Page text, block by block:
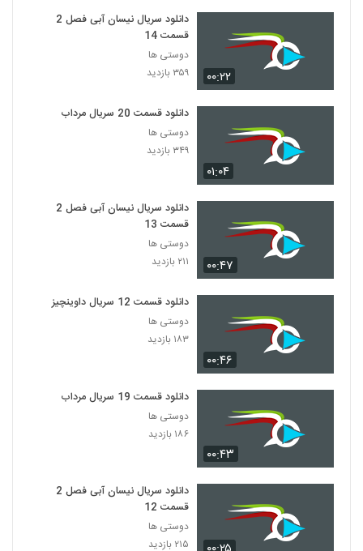
۰۰:۲۲
دانلود سریال نیسان آبی فصل 2
قسمت 14
دوستی ها
۳۵۹ بازدید
۰۱:۰۴
دانلود قسمت 20 سریال مرداب
دوستی ها
۳۴۹ بازدید
۰۰:۴۷
دانلود سریال نیسان آبی فصل 2
قسمت 13
دوستی ها
۲۱۱ بازدید
۰۰:۴۶
دانلود قسمت 12 سریال داوینچیز
دوستی ها
۱۸۳ بازدید
۰۰:۴۳
دانلود قسمت 19 سریال مرداب
دوستی ها
۱۸۶ بازدید
دانلود سریال نیسان آبی فصل 2
قسمت 12
دوستی ها
۲۱۵ بازدید